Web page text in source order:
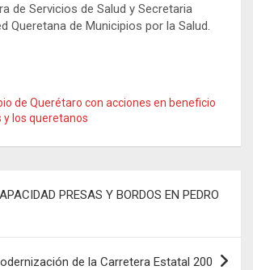
de Servicios de Salud y Secretaria
Queretana de Municipios por la Salud.
de Querétaro con acciones en beneficio
y los queretanos
PRESAS Y BORDOS EN PEDRO
de la Carretera Estatal 200